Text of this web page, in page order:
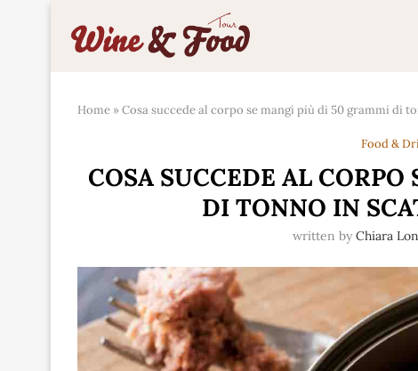
Home »Cosa succede al corpo se mangi più di 50 grammi di
Food &
COSA SUCCEDE AL
DI TONNO IN
written byChiara